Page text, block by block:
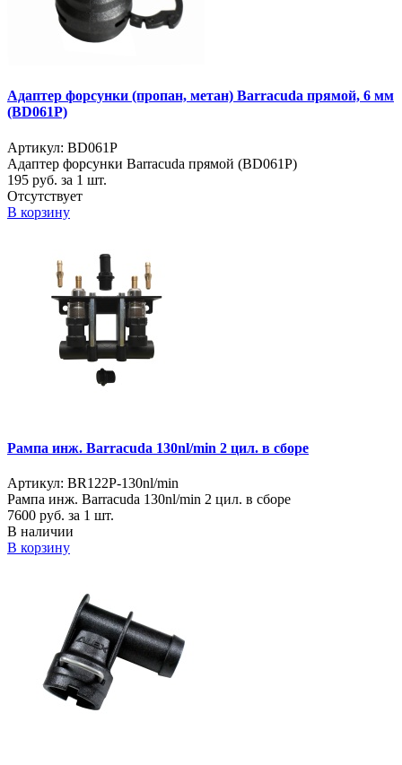
Адаптер форсунки (пропан, метан) Barracuda прямой, 6 мм
(BD061P)
Артикул: BD061P
Адаптер форсунки Barracuda прямой (BD061P)
195 руб. за 1 шт.
Отсутствует
В корзину
Рампа инж. Barracuda 130nl/min 2 цил. в сборе
Артикул: BR122P-130nl/min
Рампа инж. Barracuda 130nl/min 2 цил. в сборе
7600 руб. за 1 шт.
В наличии
В корзину